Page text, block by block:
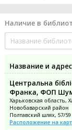
Наличие в
Название и адрес
Центральна
Франка, ФОП
Харьковская область,
Новобаварский район
Полтавский шлях, 57/59
Расположение на